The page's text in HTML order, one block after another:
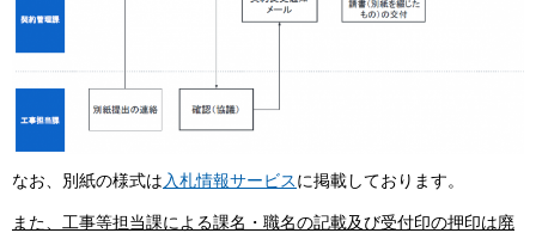
なお、別紙の様式は入札情報サービスに掲載しております。
また、工事等担当課による課名・職名の記載及び受付印の押印は廃